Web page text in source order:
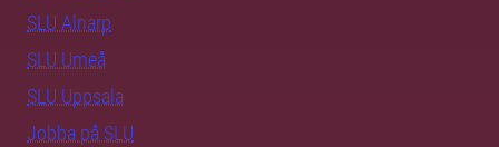
SLU Alnarp
SLU Umeå
SLU Uppsala
Jobba på SLU